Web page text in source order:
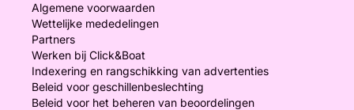
Algemene voorwaarden
Wettelijke mededelingen
Partners
Werken bij Click&Boat
Indexering en rangschikking van advertenties
Beleid voor geschillenbeslechting
Beleid voor het beheren van beoordelingen